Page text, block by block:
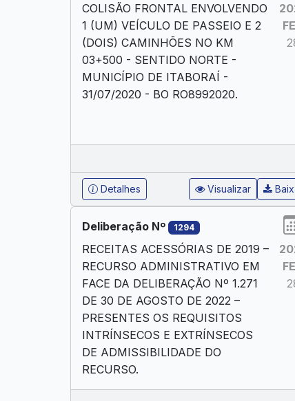
COLISÃO FRONTAL ENVOLVENDO
1 (UM) VEÍCULO DE PASSEIO E 2
(DOIS) CAMINHÕES NO KM
03+500 - SENTIDO NORTE -
MUNICÍPIO DE ITABORAÍ -
31/07/2020 - BO RO8992020.
Detalhes Visualizar
Deliberação Nº 1294
RECEITAS ACESSÓRIAS DE 2019 –
RECURSO ADMINISTRATIVO EM
FACE DA DELIBERAÇÃO Nº 1.271
DE 30 DE AGOSTO DE 2022 –
PRESENTES OS REQUISITOS
INTRÍNSECOS E EXTRÍNSECOS
DE ADMISSIBILIDADE DO
RECURSO.